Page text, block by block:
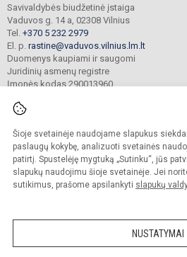
Šioje svetainėje naudojame slapukus
paslaugų kokybę, analizuoti svetainės
patirtį. Spustelėję mygtuką „Sutinku“, jūs
slapukų naudojimu šioje svetainėje. Jei
sutikimus, prašome apsilankyti slapukų
NUSTATYMAI
Savivaldybės biudžetinė įstaiga
Vaduvos g. 14 a, 02308 Vilnius
Tel. +370 5 232 2979
El. p. rastine@vaduvos.vilnius.lm.lt
Duomenys kaupiami ir saugomi
Juridinių asmenų registre
Įmonės kodas 290013960
© 2023. Vilniaus Vaduvos darželis -
Kopijuoti turinį be raštiško įstaigos
Prieinamumo paraiška
Sumanus būdas atnaujinti